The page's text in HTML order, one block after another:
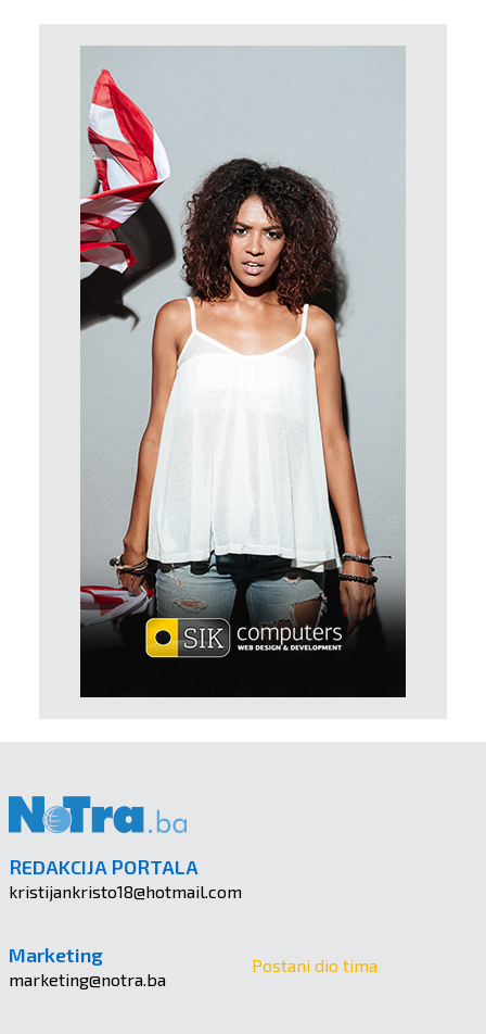
REDAKCIJA PORTALA
kristijankristo18@hotmail.com
Marketing
marketing@notra.ba
Postani dio tima